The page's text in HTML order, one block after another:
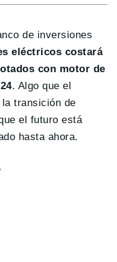
de inversiones
eléctricos costará
con motor de
. Algo que el
transición de
el futuro está
hasta ahora.